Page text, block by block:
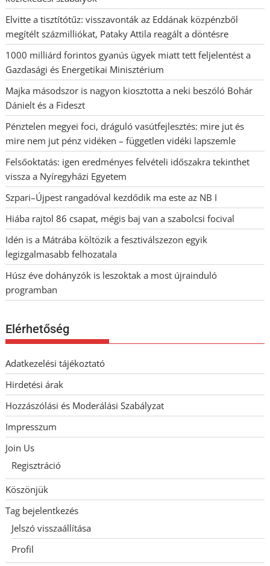
Elvitte a tisztítótűz: visszavonták az Eddának közpénzből
megítélt százmilliókat, Pataky Attila reagált a döntésre
1000 milliárd forintos gyanús ügyek miatt tett feljelentést a
Gazdasági és Energetikai Minisztérium
Majka másodszor is nagyon kiosztotta a neki beszóló Bohár
Dánielt és a Fideszt
Pénztelen megyei foci, dráguló vasútfejlesztés: mire jut és
mire nem jut pénz vidéken – független vidéki lapszemle
Felsőoktatás: igen eredményes felvételi időszakra tekinthet
vissza a Nyíregyházi Egyetem
Szpari–Újpest rangadóval kezdődik ma este az NB I
Hiába rajtol 86 csapat, mégis baj van a szabolcsi focival
Idén is a Mátrába költözik a fesztiválszezon egyik
legizgalmasabb felhozatala
Húsz éve dohányzók is leszoktak a most újrainduló
programban
Elérhetőség
Adatkezelési tájékoztató
Hirdetési árak
Hozzászólási és Moderálási Szabályzat
Impresszum
Join Us
Regisztráció
Köszönjük
Tag bejelentkezés
Jelszó visszaállítása
Profil